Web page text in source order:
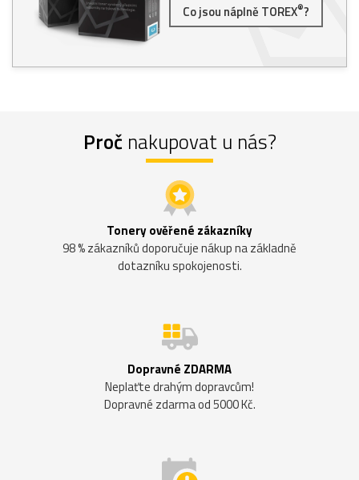
Co jsou náplně TOREX®?
Proč nakupovat u nás?
Tonery ověřené zákazníky
98 % zákazníků doporučuje nákup na základně
dotazníku spokojenosti.
Dopravné ZDARMA
Neplaťte drahým dopravcům!
Dopravné zdarma od 5000 Kč.